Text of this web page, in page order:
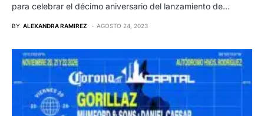
para celebrar el décimo aniversario del lanzamiento de…
BY ALEXANDRA RAMIREZ AGOSTO 24, 2023